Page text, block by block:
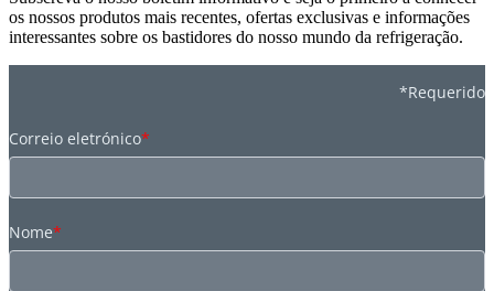
os nossos produtos mais recentes, ofertas exclusivas e informações
interessantes sobre os bastidores do nosso mundo da refrigeração.
*Requerido
Correio eletrónico*
Nome*